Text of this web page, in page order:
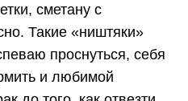
сметану с
Такие «ништяки»
проснуться, себя
и любимой